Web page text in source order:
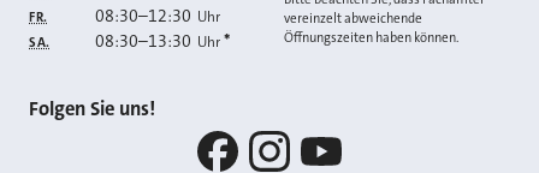
FR. 08:30–12:30 Uhr
SA. 08:30–13:30 Uhr *
vereinzelt abweichende
Öffnungszeiten haben können.
Folgen Sie uns!